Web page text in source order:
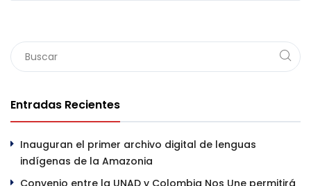
Entradas Recientes
Inauguran el primer archivo digital de lenguas
indígenas de la Amazonia
Convenio entre la UNAD y Colombia Nos Une permitirá